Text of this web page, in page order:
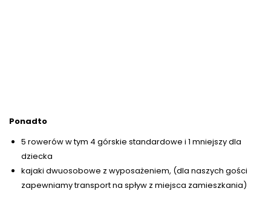
Ponadto
5 rowerów w tym 4 górskie standardowe i 1 mniejszy dla
dziecka
kajaki dwuosobowe z wyposażeniem, (dla naszych gości
zapewniamy transport na spływ z miejsca zamieszkania)